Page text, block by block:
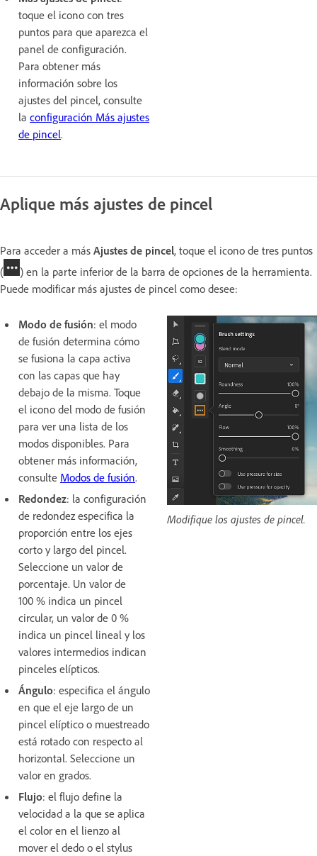
toque el icono con tres
puntos para que aparezca el
panel de configuración.
Para obtener más
información sobre los
ajustes del pincel, consulte
la configuración Más ajustes
de pincel.
Aplique más ajustes de pincel
Para acceder a más Ajustes de pincel, toque el icono de tres puntos
(
) en la parte inferior de la barra de opciones de la herramienta.
Puede modificar más ajustes de pincel como desee:
Modo de fusión: el modo
de fusión determina cómo
se fusiona la capa activa
con las capas que hay
debajo de la misma. Toque
el icono del modo de fusión
para ver una lista de los
modos disponibles. Para
obtener más información,
consulte Modos de fusión.
Redondez: la configuración
de redondez especifica la
proporción entre los ejes
corto y largo del pincel.
Seleccione un valor de
porcentaje. Un valor de
100 % indica un pincel
circular, un valor de 0 %
indica un pincel lineal y los
valores intermedios indican
pinceles elípticos.
Ángulo: especifica el ángulo
en que el eje largo de un
pincel elíptico o muestreado
está rotado con respecto al
horizontal. Seleccione un
valor en grados.
Flujo: el flujo define la
velocidad a la que se aplica
el color en el lienzo al
mover el dedo o el stylus
Modifique los ajustes de pincel.